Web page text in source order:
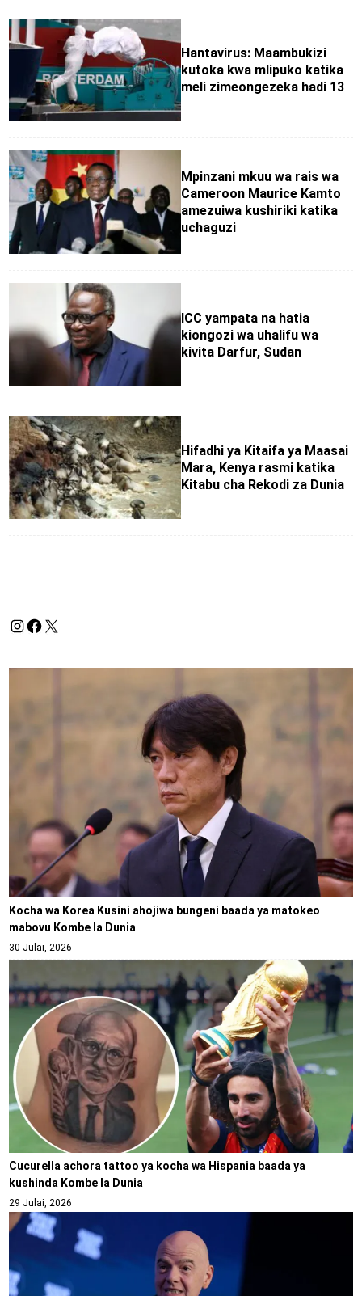
Hantavirus: Maambukizi
kutoka kwa mlipuko katika
meli zimeongezeka hadi 13
Mpinzani mkuu wa rais wa
Cameroon Maurice Kamto
amezuiwa kushiriki katika
uchaguzi
ICC yampata na hatia
kiongozi wa uhalifu wa
kivita Darfur, Sudan
Hifadhi ya Kitaifa ya Maasai
Mara, Kenya rasmi katika
Kitabu cha Rekodi za Dunia
Kocha wa Korea Kusini ahojiwa bungeni baada ya matokeo
mabovu Kombe la Dunia
30 Julai, 2026
Cucurella achora tattoo ya kocha wa Hispania baada ya
kushinda Kombe la Dunia
29 Julai, 2026